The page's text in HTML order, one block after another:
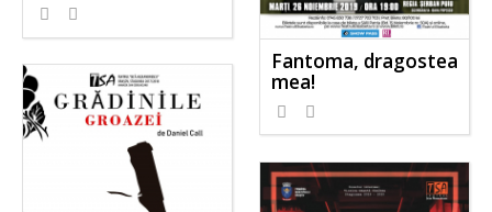
Fantoma, dragostea
mea!